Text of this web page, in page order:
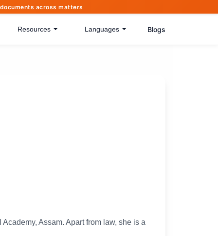
across matters
Resources Languages Blogs
Assam. Apart from law, she is a